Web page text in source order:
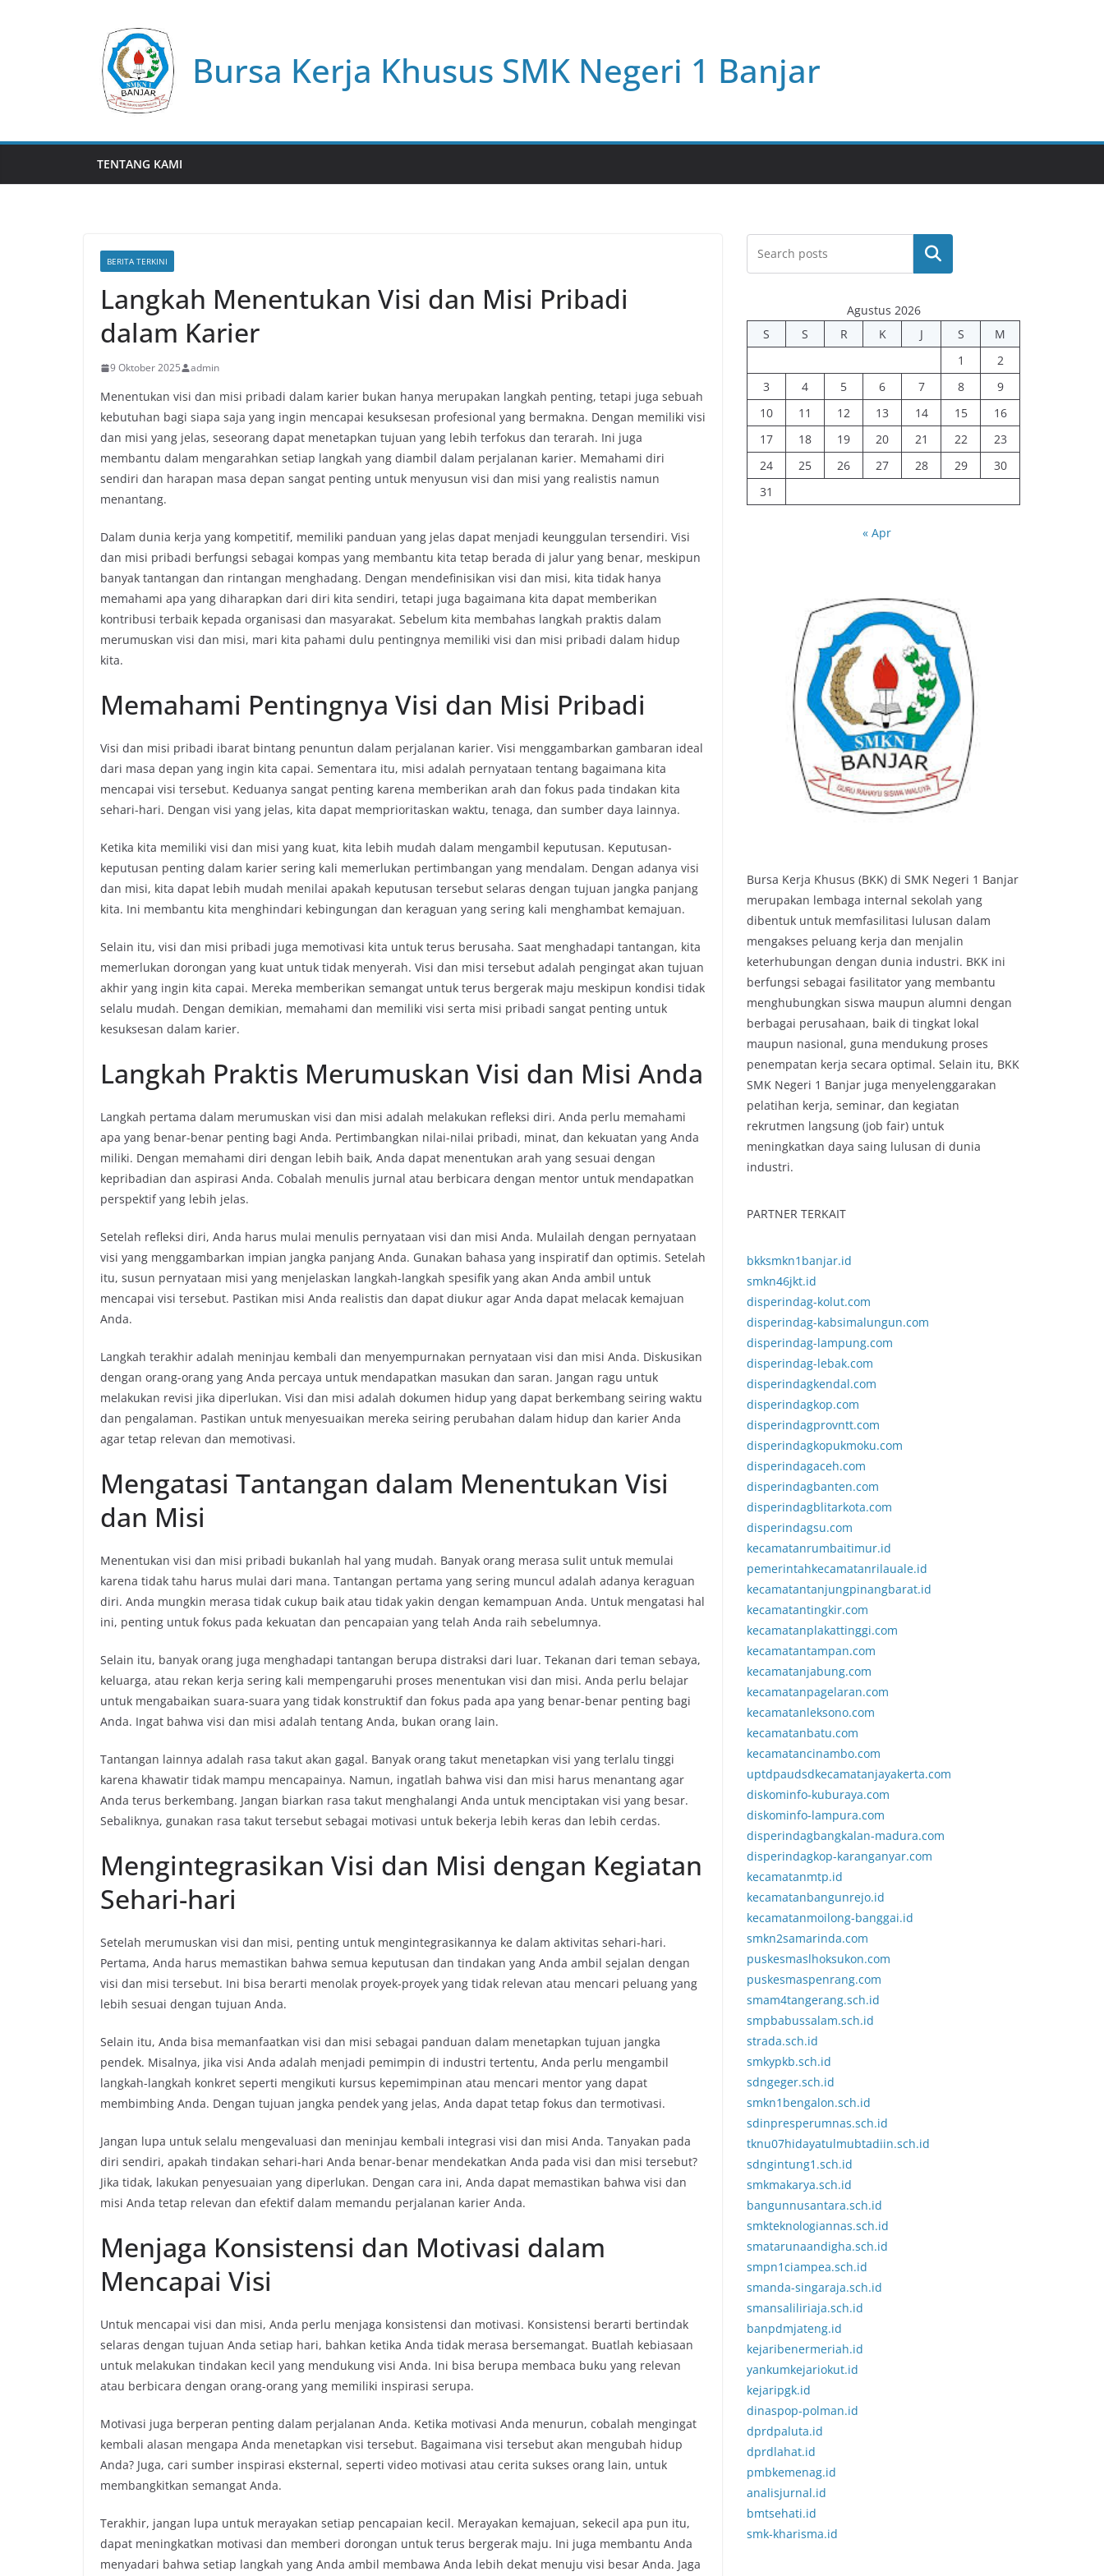
Bursa Kerja Khusus SMK Negeri 1 Banjar
TENTANG KAMI
BERITA TERKINI
Langkah Menentukan Visi dan Misi Pribadi
dalam Karier
9 Oktober 2025 admin
Menentukan visi dan misi pribadi dalam karier bukan hanya merupakan langkah penting, tetapi juga sebuah
kebutuhan bagi siapa saja yang ingin mencapai kesuksesan profesional yang bermakna. Dengan memiliki visi
dan misi yang jelas, seseorang dapat menetapkan tujuan yang lebih terfokus dan terarah. Ini juga
membantu dalam mengarahkan setiap langkah yang diambil dalam perjalanan karier. Memahami diri
sendiri dan harapan masa depan sangat penting untuk menyusun visi dan misi yang realistis namun
menantang.
Dalam dunia kerja yang kompetitif, memiliki panduan yang jelas dapat menjadi keunggulan tersendiri. Visi
dan misi pribadi berfungsi sebagai kompas yang membantu kita tetap berada di jalur yang benar, meskipun
banyak tantangan dan rintangan menghadang. Dengan mendefinisikan visi dan misi, kita tidak hanya
memahami apa yang diharapkan dari diri kita sendiri, tetapi juga bagaimana kita dapat memberikan
kontribusi terbaik kepada organisasi dan masyarakat. Sebelum kita membahas langkah praktis dalam
merumuskan visi dan misi, mari kita pahami dulu pentingnya memiliki visi dan misi pribadi dalam hidup
kita.
Memahami Pentingnya Visi dan Misi Pribadi
Visi dan misi pribadi ibarat bintang penuntun dalam perjalanan karier. Visi menggambarkan gambaran ideal
dari masa depan yang ingin kita capai. Sementara itu, misi adalah pernyataan tentang bagaimana kita
mencapai visi tersebut. Keduanya sangat penting karena memberikan arah dan fokus pada tindakan kita
sehari-hari. Dengan visi yang jelas, kita dapat memprioritaskan waktu, tenaga, dan sumber daya lainnya.
Ketika kita memiliki visi dan misi yang kuat, kita lebih mudah dalam mengambil keputusan. Keputusan-
keputusan penting dalam karier sering kali memerlukan pertimbangan yang mendalam. Dengan adanya visi
dan misi, kita dapat lebih mudah menilai apakah keputusan tersebut selaras dengan tujuan jangka panjang
kita. Ini membantu kita menghindari kebingungan dan keraguan yang sering kali menghambat kemajuan.
Selain itu, visi dan misi pribadi juga memotivasi kita untuk terus berusaha. Saat menghadapi tantangan, kita
memerlukan dorongan yang kuat untuk tidak menyerah. Visi dan misi tersebut adalah pengingat akan tujuan
akhir yang ingin kita capai. Mereka memberikan semangat untuk terus bergerak maju meskipun kondisi tidak
selalu mudah. Dengan demikian, memahami dan memiliki visi serta misi pribadi sangat penting untuk
kesuksesan dalam karier.
Langkah Praktis Merumuskan Visi dan Misi Anda
Langkah pertama dalam merumuskan visi dan misi adalah melakukan refleksi diri. Anda perlu memahami
apa yang benar-benar penting bagi Anda. Pertimbangkan nilai-nilai pribadi, minat, dan kekuatan yang Anda
miliki. Dengan memahami diri dengan lebih baik, Anda dapat menentukan arah yang sesuai dengan
kepribadian dan aspirasi Anda. Cobalah menulis jurnal atau berbicara dengan mentor untuk mendapatkan
perspektif yang lebih jelas.
Setelah refleksi diri, Anda harus mulai menulis pernyataan visi dan misi Anda. Mulailah dengan pernyataan
visi yang menggambarkan impian jangka panjang Anda. Gunakan bahasa yang inspiratif dan optimis. Setelah
itu, susun pernyataan misi yang menjelaskan langkah-langkah spesifik yang akan Anda ambil untuk
mencapai visi tersebut. Pastikan misi Anda realistis dan dapat diukur agar Anda dapat melacak kemajuan
Anda.
Langkah terakhir adalah meninjau kembali dan menyempurnakan pernyataan visi dan misi Anda. Diskusikan
dengan orang-orang yang Anda percaya untuk mendapatkan masukan dan saran. Jangan ragu untuk
melakukan revisi jika diperlukan. Visi dan misi adalah dokumen hidup yang dapat berkembang seiring waktu
dan pengalaman. Pastikan untuk menyesuaikan mereka seiring perubahan dalam hidup dan karier Anda
agar tetap relevan dan memotivasi.
Mengatasi Tantangan dalam Menentukan Visi
dan Misi
Menentukan visi dan misi pribadi bukanlah hal yang mudah. Banyak orang merasa sulit untuk memulai
karena tidak tahu harus mulai dari mana. Tantangan pertama yang sering muncul adalah adanya keraguan
diri. Anda mungkin merasa tidak cukup baik atau tidak yakin dengan kemampuan Anda. Untuk mengatasi hal
ini, penting untuk fokus pada kekuatan dan pencapaian yang telah Anda raih sebelumnya.
Selain itu, banyak orang juga menghadapi tantangan berupa distraksi dari luar. Tekanan dari teman sebaya,
keluarga, atau rekan kerja sering kali mempengaruhi proses menentukan visi dan misi. Anda perlu belajar
untuk mengabaikan suara-suara yang tidak konstruktif dan fokus pada apa yang benar-benar penting bagi
Anda. Ingat bahwa visi dan misi adalah tentang Anda, bukan orang lain.
Tantangan lainnya adalah rasa takut akan gagal. Banyak orang takut menetapkan visi yang terlalu tinggi
karena khawatir tidak mampu mencapainya. Namun, ingatlah bahwa visi dan misi harus menantang agar
Anda terus berkembang. Jangan biarkan rasa takut menghalangi Anda untuk menciptakan visi yang besar.
Sebaliknya, gunakan rasa takut tersebut sebagai motivasi untuk bekerja lebih keras dan lebih cerdas.
Mengintegrasikan Visi dan Misi dengan Kegiatan
Sehari-hari
Setelah merumuskan visi dan misi, penting untuk mengintegrasikannya ke dalam aktivitas sehari-hari.
Pertama, Anda harus memastikan bahwa semua keputusan dan tindakan yang Anda ambil sejalan dengan
visi dan misi tersebut. Ini bisa berarti menolak proyek-proyek yang tidak relevan atau mencari peluang yang
lebih sesuai dengan tujuan Anda.
Selain itu, Anda bisa memanfaatkan visi dan misi sebagai panduan dalam menetapkan tujuan jangka
pendek. Misalnya, jika visi Anda adalah menjadi pemimpin di industri tertentu, Anda perlu mengambil
langkah-langkah konkret seperti mengikuti kursus kepemimpinan atau mencari mentor yang dapat
membimbing Anda. Dengan tujuan jangka pendek yang jelas, Anda dapat tetap fokus dan termotivasi.
Jangan lupa untuk selalu mengevaluasi dan meninjau kembali integrasi visi dan misi Anda. Tanyakan pada
diri sendiri, apakah tindakan sehari-hari Anda benar-benar mendekatkan Anda pada visi dan misi tersebut?
Jika tidak, lakukan penyesuaian yang diperlukan. Dengan cara ini, Anda dapat memastikan bahwa visi dan
misi Anda tetap relevan dan efektif dalam memandu perjalanan karier Anda.
Menjaga Konsistensi dan Motivasi dalam
Mencapai Visi
Untuk mencapai visi dan misi, Anda perlu menjaga konsistensi dan motivasi. Konsistensi berarti bertindak
selaras dengan tujuan Anda setiap hari, bahkan ketika Anda tidak merasa bersemangat. Buatlah kebiasaan
untuk melakukan tindakan kecil yang mendukung visi Anda. Ini bisa berupa membaca buku yang relevan
atau berbicara dengan orang-orang yang memiliki inspirasi serupa.
Motivasi juga berperan penting dalam perjalanan Anda. Ketika motivasi Anda menurun, cobalah mengingat
kembali alasan mengapa Anda menetapkan visi tersebut. Bagaimana visi tersebut akan mengubah hidup
Anda? Juga, cari sumber inspirasi eksternal, seperti video motivasi atau cerita sukses orang lain, untuk
membangkitkan semangat Anda.
Terakhir, jangan lupa untuk merayakan setiap pencapaian kecil. Merayakan kemajuan, sekecil apa pun itu,
dapat meningkatkan motivasi dan memberi dorongan untuk terus bergerak maju. Ini juga membantu Anda
menyadari bahwa setiap langkah yang Anda ambil membawa Anda lebih dekat menuju visi besar Anda. Jaga
Cari
Agustus 2026
S
S R K J S
M
1
2
3
4 5 6 7 8
9
10
11 12 13 14 15
16
17
18 19 20 21 22
23
24
25 26 27 28 29
30
31
« Apr
Bursa Kerja Khusus (BKK) di SMK Negeri 1 Banjar
merupakan lembaga internal sekolah yang
dibentuk untuk memfasilitasi lulusan dalam
mengakses peluang kerja dan menjalin
keterhubungan dengan dunia industri. BKK ini
berfungsi sebagai fasilitator yang membantu
menghubungkan siswa maupun alumni dengan
berbagai perusahaan, baik di tingkat lokal
maupun nasional, guna mendukung proses
penempatan kerja secara optimal. Selain itu, BKK
SMK Negeri 1 Banjar juga menyelenggarakan
pelatihan kerja, seminar, dan kegiatan
rekrutmen langsung (job fair) untuk
meningkatkan daya saing lulusan di dunia
industri.
PARTNER TERKAIT
bkksmkn1banjar.id
smkn46jkt.id
disperindag-kolut.com
disperindag-kabsimalungun.com
disperindag-lampung.com
disperindag-lebak.com
disperindagkendal.com
disperindagkop.com
disperindagprovntt.com
disperindagkopukmoku.com
disperindagaceh.com
disperindagbanten.com
disperindagblitarkota.com
disperindagsu.com
kecamatanrumbaitimur.id
pemerintahkecamatanrilauale.id
kecamatantanjungpinangbarat.id
kecamatantingkir.com
kecamatanplakattinggi.com
kecamatantampan.com
kecamatanjabung.com
kecamatanpagelaran.com
kecamatanleksono.com
kecamatanbatu.com
kecamatancinambo.com
uptdpaudsdkecamatanjayakerta.com
diskominfo-kuburaya.com
diskominfo-lampura.com
disperindagbangkalan-madura.com
disperindagkop-karanganyar.com
kecamatanmtp.id
kecamatanbangunrejo.id
kecamatanmoilong-banggai.id
smkn2samarinda.com
puskesmaslhoksukon.com
puskesmaspenrang.com
smam4tangerang.sch.id
smpbabussalam.sch.id
strada.sch.id
smkypkb.sch.id
sdngeger.sch.id
smkn1bengalon.sch.id
sdinpresperumnas.sch.id
tknu07hidayatulmubtadiin.sch.id
sdngintung1.sch.id
smkmakarya.sch.id
bangunnusantara.sch.id
smkteknologiannas.sch.id
smatarunaandigha.sch.id
smpn1ciampea.sch.id
smanda-singaraja.sch.id
smansaliliriaja.sch.id
banpdmjateng.id
kejaribenermeriah.id
yankumkejariokut.id
kejaripgk.id
dinaspop-polman.id
dprdpaluta.id
dprdlahat.id
pmbkemenag.id
analisjurnal.id
bmtsehati.id
smk-kharisma.id